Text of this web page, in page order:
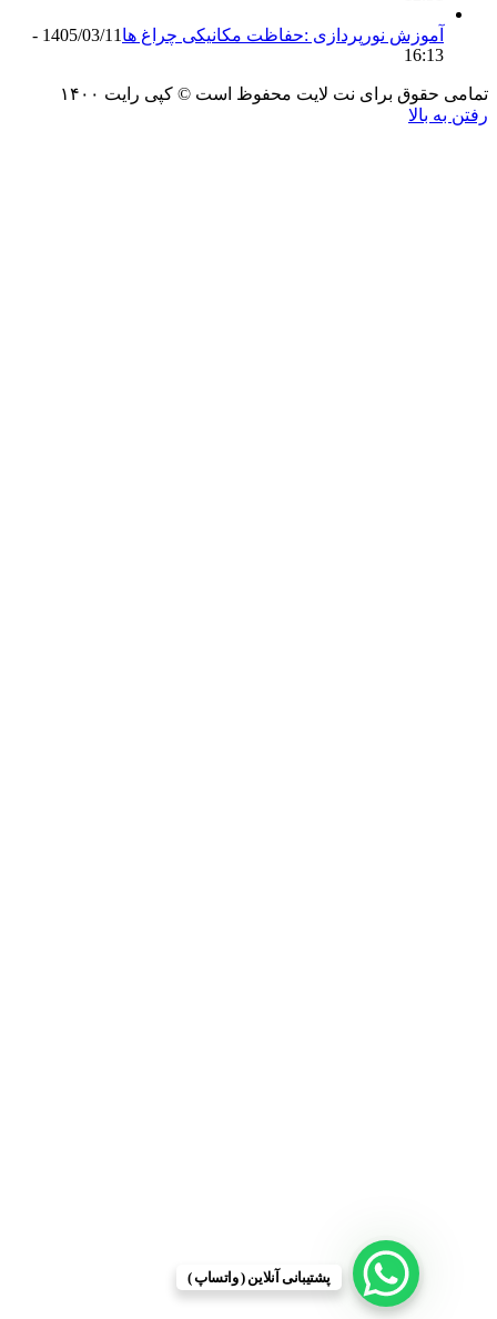
نورپردازی :حفاظت مکانیکی چراغ ها
1405/03/11 -
برای نت لایت محفوظ است © کپی رایت ۱۴۰۰
بالا
پشتیبانی آنلاین ( واتساپ )